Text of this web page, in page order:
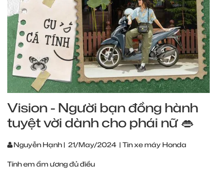
Vision - Người bạn đồng hành
tuyệt vời dành cho phái nữ 👄
Nguyễn Hạnh | 21/May/2024 | Tin xe máy Honda
Tính em ẩm ương đủ điều